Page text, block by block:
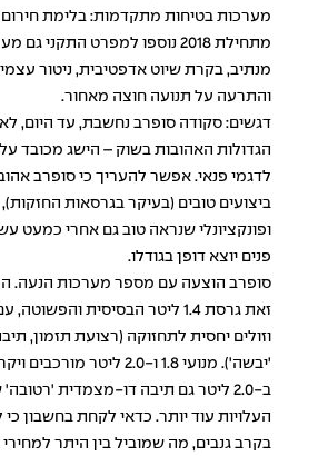
מערכות בטיחות מתקדמות: בלימת חירום
מתחילת 2018 נוספו למפרט התקני
מנתיב, בקרת שיוט אדפטיבית, ניטור
והתרעה על תנועה חוצה מאחור.
דגשים: סקודה סופרב נחשבת, עד היום,
הגדולות האהובות בשוק – הישג מכובד
לדגמי פנאי. אפשר להעריך כי סופרב
ביצועים טובים (בעיקר בגרסאות
ופונקציונלי שנראה טוב גם אחרי כמעט
פנים יוצא דופן בגודלו.
סופרב הוצעה עם מספר מערכות הנעה.
זאת גרסת 1.4 ליטר הבסיסית
וזולים יחסית לתחזוקה (רצועת תזמון,
'יבשה'). מנועי 1.8 ו-2.0 ליטר
ב-2.0 ליטר גם תיבה דו-מצמדית
העלויות עוד יותר. כדאי לקחת בחשבון כי
בקרב גנבים, מה שמוביל בין היתר למחירי